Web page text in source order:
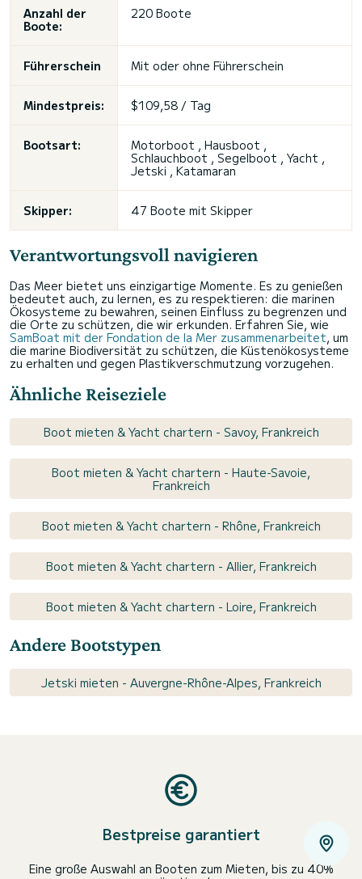
Anzahl der
Boote:
220 Boote
Führerschein Mit oder ohne Führerschein
Mindestpreis: $109,58 / Tag
Bootsart:
Motorboot , Hausboot ,
Schlauchboot , Segelboot , Yacht ,
Jetski , Katamaran
Skipper: 47 Boote mit Skipper
Verantwortungsvoll navigieren
Das Meer bietet uns einzigartige Momente. Es zu genießen
bedeutet auch, zu lernen, es zu respektieren: die marinen
Ökosysteme zu bewahren, seinen Einfluss zu begrenzen und
die Orte zu schützen, die wir erkunden. Erfahren Sie, wie
SamBoat mit der Fondation de la Mer zusammenarbeitet, um
die marine Biodiversität zu schützen, die Küstenökosysteme
zu erhalten und gegen Plastikverschmutzung vorzugehen.
Ähnliche Reiseziele
Boot mieten & Yacht chartern - Savoy, Frankreich
Boot mieten & Yacht chartern - Haute-Savoie,
Frankreich
Boot mieten & Yacht chartern - Rhône, Frankreich
Boot mieten & Yacht chartern - Allier, Frankreich
Boot mieten & Yacht chartern - Loire, Frankreich
Andere Bootstypen
Jetski mieten - Auvergne-Rhône-Alpes, Frankreich
Bestpreise garantiert
Eine große Auswahl an Booten zum Mieten, bis zu 40%